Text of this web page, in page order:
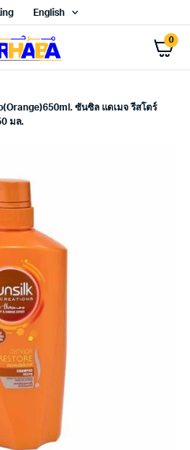
English
0
ซันซิล แดเมจ รีสโตร์
มล.